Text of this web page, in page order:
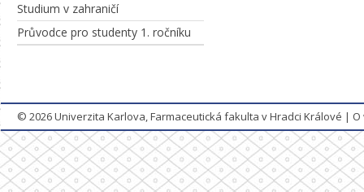
Studium v zahraničí
Průvodce pro studenty 1. ročníku
© 2026Univerzita Karlova, Farmaceutická fakulta v Hradci Králové |